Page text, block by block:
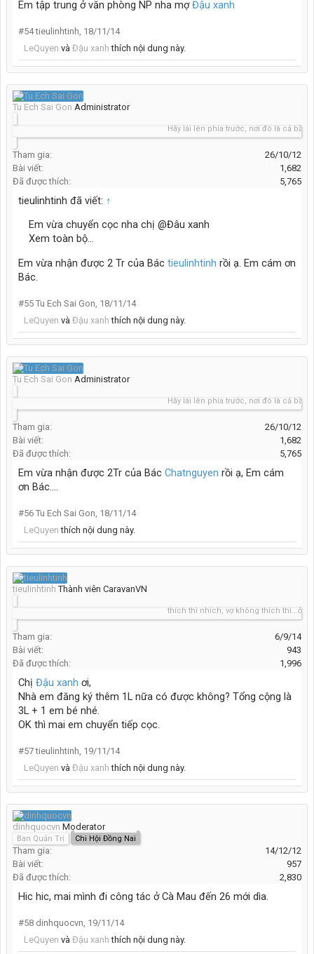
Em tập trung ở văn phòng NP nha mợĐậu xanh
#54 tieulinhtinh 18/11/14
LeQuyen và Đậu xanh thích nội dung này.
Tu Ech Sai Gon Administrator
Hãy lái lên phía trước, nơi đó là cả bầu
Tham gia:
26/10/12
Bài viết:
1,682
Đã được thích:
5,765
tieulinhtinh đã viết: ↑
Em vừa chuyển cọc nha chị @Đâu xanh
Xem toàn bộ...
Em vừa nhận được 2 Tr của Bác tieulinhtinh rồi ạ. Em cám ơn
Bác.
#55 Tu Ech Sai Gon 18/11/14
LeQuyen và Đậu xanh thích nội dung này.
Tu Ech Sai Gon Administrator
Hãy lái lên phía trước, nơi đó là cả bầu
Tham gia:
26/10/12
Bài viết:
1,682
Đã được thích:
5,765
Em vừa nhận được 2Tr của Bác Chatnguyen rồi ạ, Em cám
ơn Bác....
#56 Tu Ech Sai Gon 18/11/14
LeQuyen thích nội dung này.
tieulinhtinh Thành viên CaravanVN
thích thì nhích, vợ không thích thì...ở nhà
Tham gia:
6/9/14
Bài viết:
943
Đã được thích:
1,996
Chị Đậu xanh ơi,
Nhà em đăng ký thêm 1L nữa có được không? Tổng cộng là
3L + 1 em bé nhé.
OK thì mai em chuyển tiếp cọc.
#57 tieulinhtinh 19/11/14
LeQuyen và Đậu xanh thích nội dung này.
dinhquocvn Moderator
Ban Quản Trị Chi Hội Đồng Nai
Tham gia:
14/12/12
Bài viết:
957
Đã được thích:
2,830
Hic hic, mai mình đi công tác ở Cà Mau đến 26 mới dìa.
#58 dinhquocvn 19/11/14
LeQuyen và Đậu xanh thích nội dung này.